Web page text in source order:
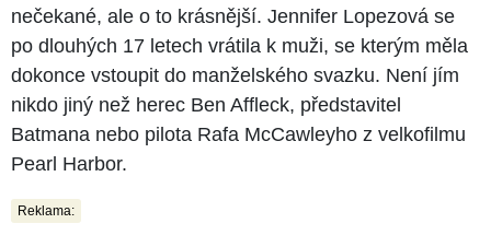
nečekané, ale o to krásnější. Jennifer Lopezová se
po dlouhých 17 letech vrátila k muži, se kterým měla
dokonce vstoupit do manželského svazku. Není jím
nikdo jiný než herec Ben Affleck, představitel
Batmana nebo pilota Rafa McCawleyho z velkofilmu
Pearl Harbor.
Reklama: